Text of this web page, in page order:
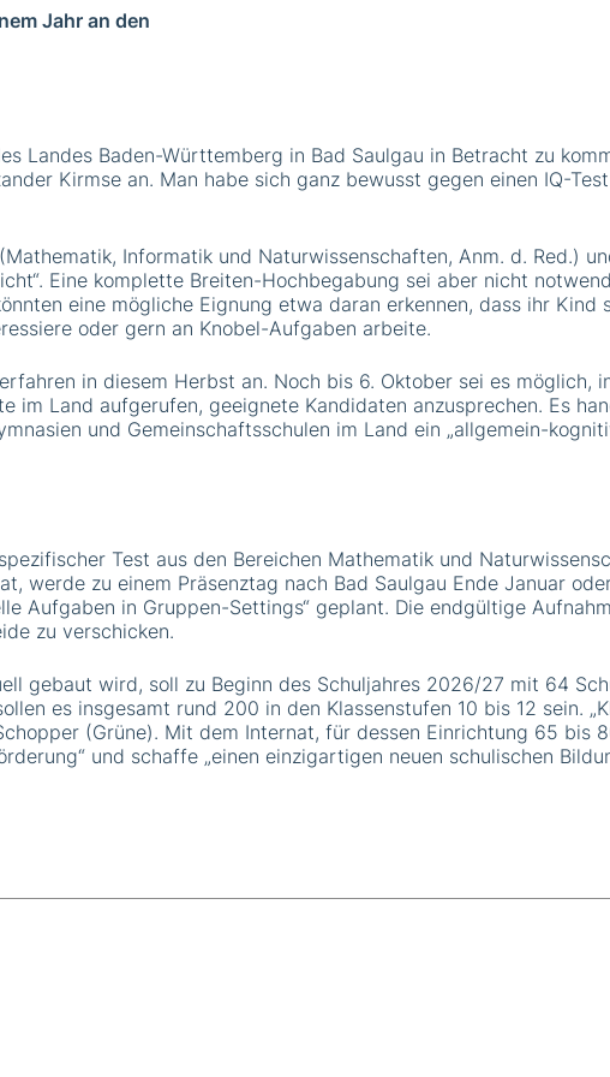
Jahr an den
Landes Baden-Württemberg in Bad Saulgau in Betracht zu
Kirmse an. Man habe sich ganz bewusst gegen einen IQ-
Informatik und Naturwissenschaften, Anm. d. Red.)
Eine komplette Breiten-Hochbegabung sei aber nicht
eine mögliche Eignung etwa daran erkennen, dass ihr
oder gern an Knobel-Aufgaben arbeite.
in diesem Herbst an. Noch bis 6. Oktober sei es möglich,
im Land aufgerufen, geeignete Kandidaten anzusprechen. Es
und Gemeinschaftsschulen im Land ein „allgemein-
Test aus den Bereichen Mathematik und
werde zu einem Präsenztag nach Bad Saulgau Ende Januar
Aufgaben in Gruppen-Settings“ geplant. Die endgültige
zu verschicken.
gebaut wird, soll zu Beginn des Schuljahres 2026/27 mit 64
es insgesamt rund 200 in den Klassenstufen 10 bis 12 sein.
(Grüne). Mit dem Internat, für dessen Einrichtung 65 bis
und schaffe „einen einzigartigen neuen schulischen